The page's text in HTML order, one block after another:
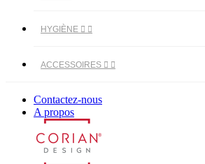
HYGIÈNE  
ACCESSOIRES  
Contactez-nous
A propos